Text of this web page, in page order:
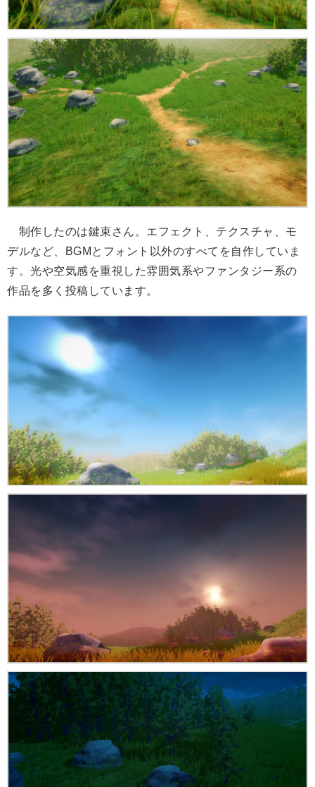
制作したのは鍵束さん。エフェクト、テクスチャ、モ
デルなど、BGMとフォント以外のすべてを自作していま
す。光や空気感を重視した雰囲気系やファンタジー系の
作品を多く投稿しています。